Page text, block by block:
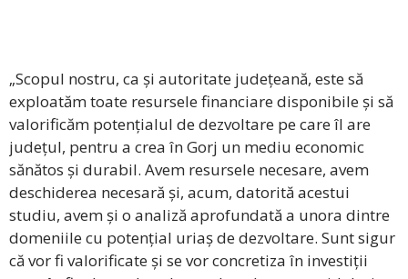
„Scopul nostru, ca și autoritate județeană, este să
exploatăm toate resursele financiare disponibile și să
valorificăm potențialul de dezvoltare pe care îl are
județul, pentru a crea în Gorj un mediu economic
sănătos și durabil. Avem resursele necesare, avem
deschiderea necesară și, acum, datorită acestui
studiu, avem și o analiză aprofundată a unora dintre
domeniile cu potențial uriaș de dezvoltare. Sunt sigur
că vor fi valorificate și se vor concretiza în investiții